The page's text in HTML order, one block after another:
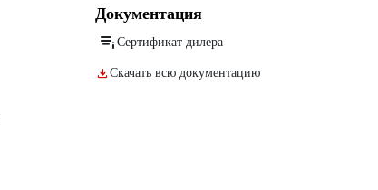
Документация
Сертификат дилера
Скачать всю документацию